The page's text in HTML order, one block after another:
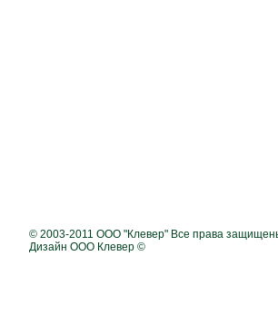
© 2003-2011 ООО "Клевер" Все права
Дизайн ООО Клевер ©